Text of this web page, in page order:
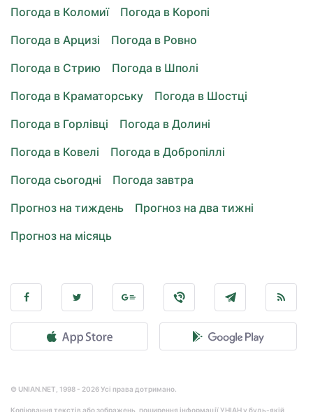
Погода в Коломиї
Погода в Коропі
Погода в Арцизі
Погода в Ровно
Погода в Стрию
Погода в Шполі
Погода в Краматорську
Погода в Шостці
Погода в Горлівці
Погода в Долині
Погода в Ковелі
Погода в Добропіллі
Погода сьогодні
Погода завтра
Прогноз на тиждень
Прогноз на два тижні
Прогноз на місяць
© UNIAN.NET, 1998 - 2026 Усі права дотримано.
Копіювання текстів або зображень, поширення інформації УНІАН у будь-якій